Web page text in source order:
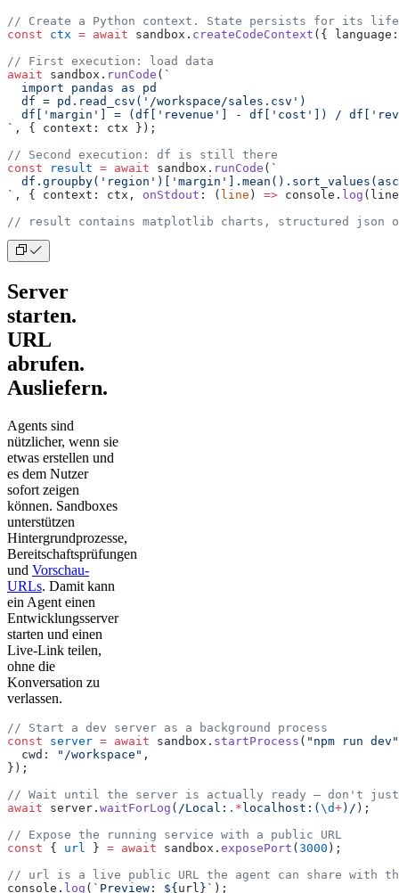
// Create a Python context. State persists for its
const ctx = await sandbox. createCodeContext ({
// First execution: load data
await sandbox. runCode ( `
  import pandas as pd
  df = pd.read_csv('/workspace/sales.csv')
df['margin'] = (df['revenue'] - df['cost']) /
` , { context: ctx });
// Second execution: df is still there
const result = await sandbox. runCode ( `
` , { context: ctx, onStdout : ( line ) => console. log
// result contains matplotlib charts, structured json
Server
starten.
URL
abrufen.
Ausliefern.
Agents sind
nützlicher, wenn sie
etwas erstellen und
es dem Nutzer
sofort zeigen
können. Sandboxes
unterstützen
Hintergrundprozesse,
Bereitschaftsprüfungen
und Vorschau-
URLs. Damit kann
ein Agent einen
Entwicklungsserver
starten und einen
Live-Link teilen,
ohne die
Konversation zu
verlassen.
// Start a dev server as a background process
const server = await sandbox. startProcess ( "npm run dev"
  cwd:
"/workspace" ,
});
// Wait until the server is actually ready — don't just
await server. waitForLog ( /Local: . *localhost:(\d+)/ );
// Expose the running service with a public URL
const { url } = await sandbox. exposePort (3000 );
// url is a live public URL the agent can share with
console. log ( `Preview: ${url }` );